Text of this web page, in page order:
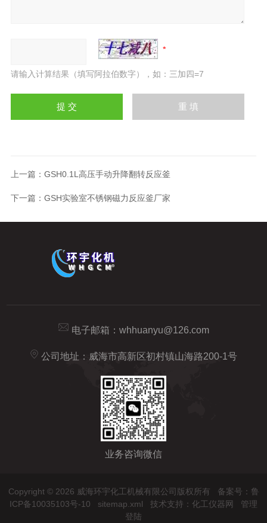
请输入计算结果（填写阿拉伯数字），如：三加四=7
上一篇： GSH0.1L高压手动升降翻转反应釜
下一篇： GSH实验室不锈钢磁力反应釜厂家
电子邮箱： whhuanyu@126.com
公司地址：威海市高新区初村镇山海路200-1号
业务咨询微信
Copyright © 2026 威海环宇化工机械有限公司版权所有 备案号：鲁
ICP备10035103号-10
sitemap.xml 技术支持： 化工仪器网
管理
登陆